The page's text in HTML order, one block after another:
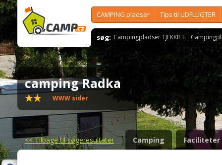
CAMPING pladser Tips til UDFLUGTER
søg: Campingpladser TJEKKIET
camping Radka
WWW sider
<<Tilbage til søgeresultater Camping Faciliteter